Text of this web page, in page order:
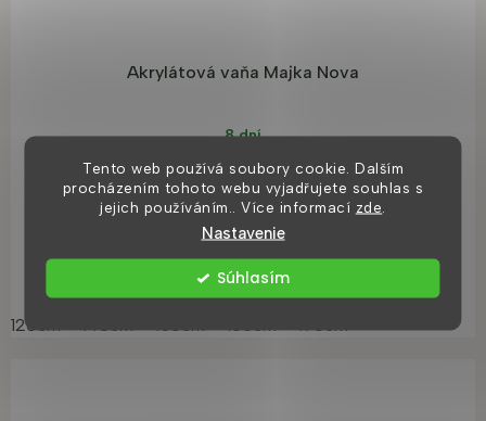
Tento web používá soubory cookie. Dalším
procházením tohoto webu vyjadřujete souhlas s
jejich používáním.. Více informací zde
Nastavenie
Súhlasím
Akrylátová vaňa Majka Nova
8 dní
od€139,71
DETAIL
120cm 140cm 150cm 160cm 170cm